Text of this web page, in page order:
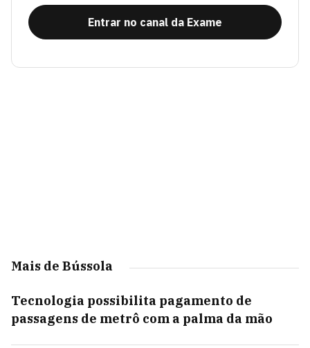
Entrar no canal da Exame
Mais de Bússola
Tecnologia possibilita pagamento de
passagens de metrô com a palma da mão